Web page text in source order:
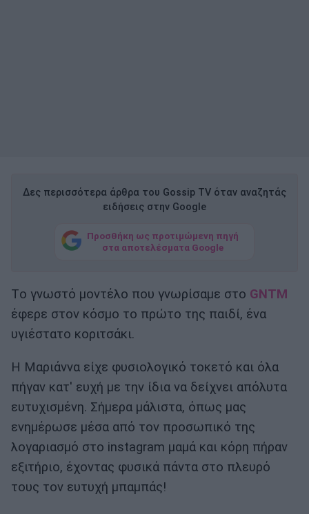
Δες περισσότερα άρθρα του Gossip TV όταν αναζητάς
ειδήσεις στην Google
Προσθήκη ως προτιμώμενη πηγή
στα αποτελέσματα Google
Tο γνωστό μοντέλο που γνωρίσαμε στο GNTM
έφερε στον κόσμο το πρώτο της παιδί, ένα
υγιέστατο κοριτσάκι.
Η Μαριάννα είχε φυσιολογικό τοκετό και όλα
πήγαν κατ' ευχή με την ίδια να δείχνει απόλυτα
ευτυχισμένη. Σήμερα μάλιστα, όπως μας
ενημέρωσε μέσα από τον προσωπικό της
λογαριασμό στο instagram μαμά και κόρη πήραν
εξιτήριο, έχοντας φυσικά πάντα στο πλευρό
τους τον ευτυχή μπαμπάς!